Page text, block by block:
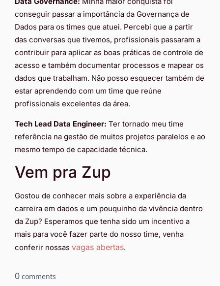
conseguir passar a importância da Governança de
Dados para os times que atuei. Percebi que a partir
das conversas que tivemos, profissionais passaram a
contribuir para aplicar as boas práticas de controle de
acesso e também documentar processos e mapear os
dados que trabalham. Não posso esquecer também de
estar aprendendo com um time que reúne
profissionais excelentes da área.
Tech Lead Data Engineer: Ter tornado meu time
referência na gestão de muitos projetos paralelos e ao
mesmo tempo de capacidade técnica.
Vem pra Zup
Gostou de conhecer mais sobre a experiência da
carreira em dados e um pouquinho da vivência dentro
da Zup? Esperamos que tenha sido um incentivo a
mais para você fazer parte do nosso time, venha
conferir nossas vagas abertas.